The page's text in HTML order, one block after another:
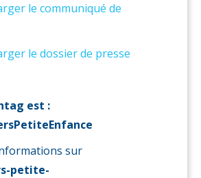
le communiqué de
le dossier de presse
est :
sur
petite-